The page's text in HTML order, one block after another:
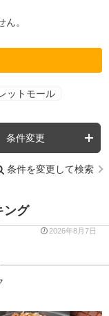
。
ットモール
条件変更
条件を変更して検索
ング
2026年8月7日